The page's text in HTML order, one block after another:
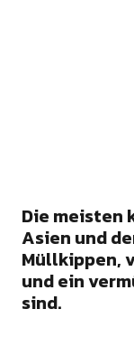
Die meisten
Asien und
Müllkippen,
und ein
sind.